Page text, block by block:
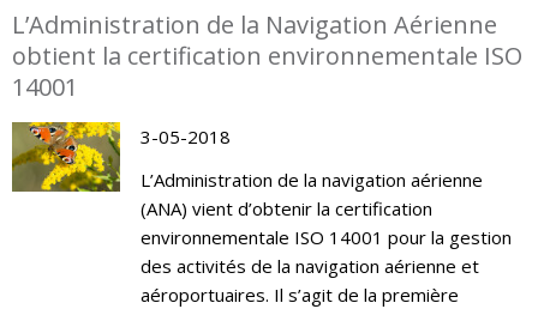
L’Administration de la Navigation Aérienne
obtient la certification environnementale ISO
14001
3-05-2018
L’Administration de la navigation aérienne
(ANA) vient d’obtenir la certification
environnementale ISO 14001 pour la gestion
des activités de la navigation aérienne et
aéroportuaires. Il s’agit de la première